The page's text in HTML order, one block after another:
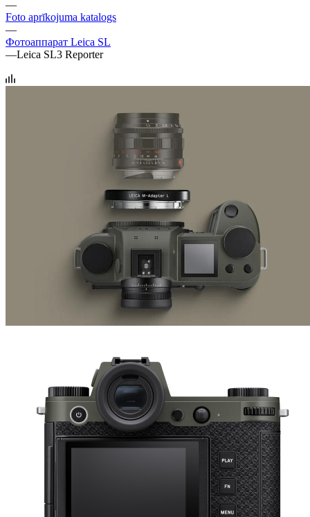
—
Foto aprīkojuma katalogs
—
Фотоаппарат Leica SL
—Leica SL3 Reporter